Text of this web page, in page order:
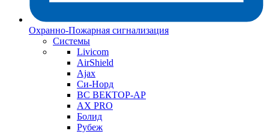
Охранно-Пожарная сигнализация
Системы
Livicom
AirShield
Ajax
Си-Норд
ВС ВЕКТОР-АР
AX PRO
Болид
Рубеж